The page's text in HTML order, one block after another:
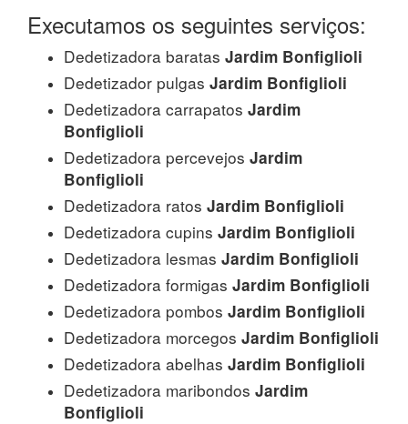
Executamos os seguintes serviços:
Dedetizadora baratas Jardim Bonfiglioli
Dedetizador pulgas Jardim Bonfiglioli
Dedetizadora carrapatos Jardim
Bonfiglioli
Dedetizadora percevejos Jardim
Bonfiglioli
Dedetizadora ratos Jardim Bonfiglioli
Dedetizadora cupins Jardim Bonfiglioli
Dedetizadora lesmas Jardim Bonfiglioli
Dedetizadora formigas Jardim Bonfiglioli
Dedetizadora pombos Jardim Bonfiglioli
Dedetizadora morcegos Jardim Bonfiglioli
Dedetizadora abelhas Jardim Bonfiglioli
Dedetizadora maribondos Jardim
Bonfiglioli